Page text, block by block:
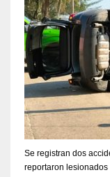
Se registran dos
reportaron lesionados